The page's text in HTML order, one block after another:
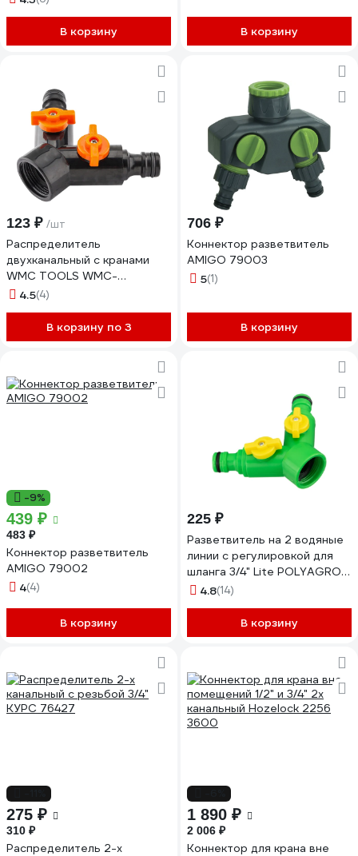
В корзину
DELI 134391
В корзину
123 ₽ /шт
Распределитель
двухканальный с кранами
WMC TOOLS WMC-
TG7207019(48869)
4.5(4)
В корзину по 3
706 ₽
Коннектор разветвитель
AMIGO 79003
5(1)
В корзину
-9%
439 ₽
483 ₽
Коннектор разветвитель
AMIGO 79002
4(4)
В корзину
225 ₽
Разветвитель на 2 водяные
линии с регулировкой для
шланга 3/4" Lite POLYAGRO
7576365
4.8(14)
В корзину
275 ₽
310 ₽
Распределитель 2-х
1 890 ₽
2 006 ₽
Коннектор для крана вне